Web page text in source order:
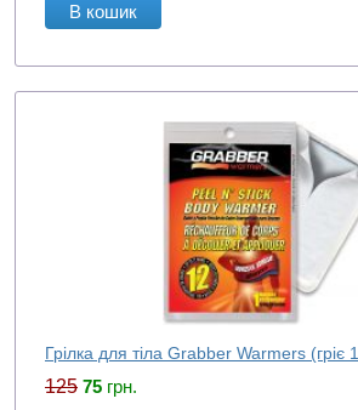
В кошик
Грілка для тіла Grabber Warmers (гріє
125 75 грн.